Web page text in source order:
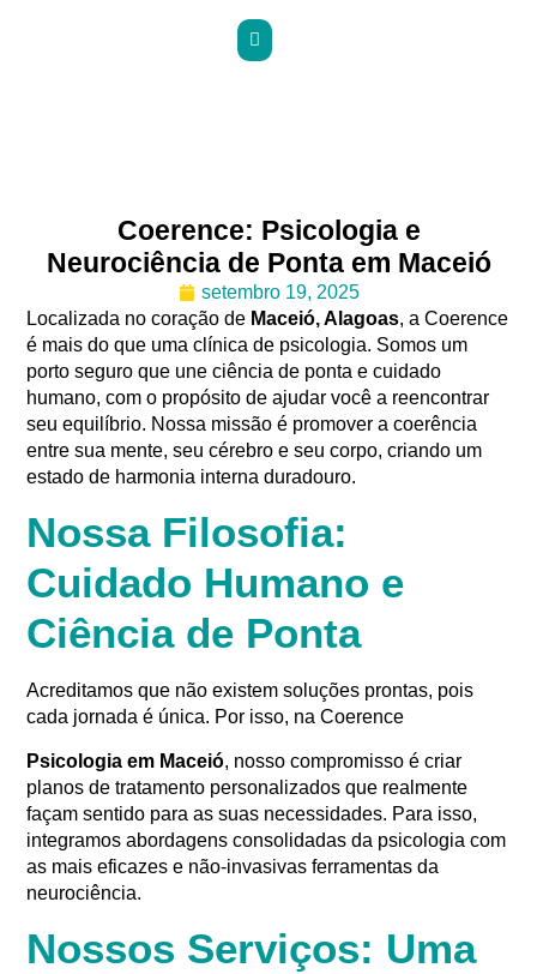
Coerence: Psicologia e
Neurociência de Ponta em Maceió
setembro 19, 2025
Localizada no coração de Maceió, Alagoas, a Coerence
é mais do que uma clínica de psicologia. Somos um
porto seguro que une ciência de ponta e cuidado
humano, com o propósito de ajudar você a reencontrar
seu equilíbrio. Nossa missão é promover a coerência
entre sua mente, seu cérebro e seu corpo, criando um
estado de harmonia interna duradouro.
Nossa Filosofia:
Cuidado Humano e
Ciência de Ponta
Acreditamos que não existem soluções prontas, pois
cada jornada é única. Por isso, na Coerence
Psicologia em Maceió, nosso compromisso é criar
planos de tratamento personalizados que realmente
façam sentido para as suas necessidades. Para isso,
integramos abordagens consolidadas da psicologia com
as mais eficazes e não-invasivas ferramentas da
neurociência.
Nossos Serviços: Uma